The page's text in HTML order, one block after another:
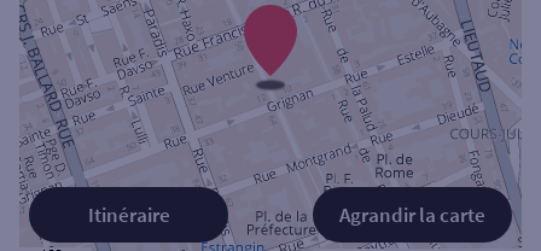
Agrandir la carte
Itinéraire